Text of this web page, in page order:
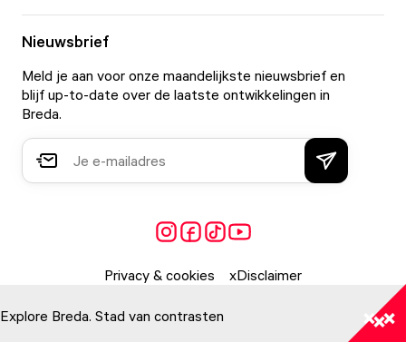
Nieuwsbrief
Meld je aan voor onze maandelijkste nieuwsbrief en
blijf up-to-date over de laatste ontwikkelingen in
Breda.
Privacy & cookies Disclaimer
Explore Breda. Stad van contrasten